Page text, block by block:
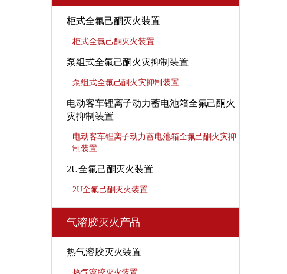
柜式全氟己酮灭火装置
柜式全氟己酮灭火装置
泵组式全氟己酮火灾抑制装置
泵组式全氟己酮火灾抑制装置
电动客车锂离子动力蓄电池箱全氟己酮火
灾抑制装置
电动客车锂离子动力蓄电池箱全氟己酮火灾抑
制装置
2U全氟己酮灭火装置
2U全氟己酮灭火装置
气溶胶灭火产品
热气溶胶灭火装置